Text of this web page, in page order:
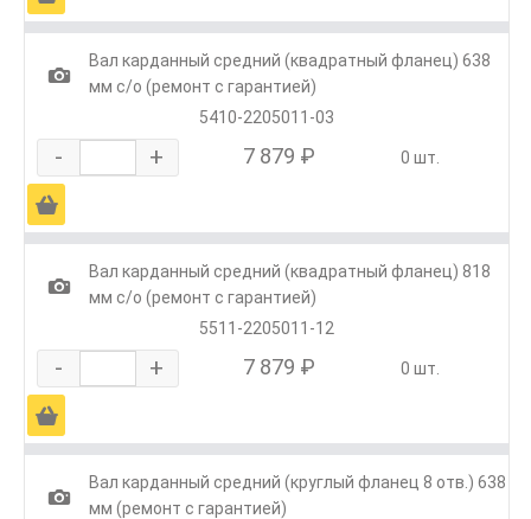
1
Вал карданный средний (квадратный фланец) 638
мм с/о (ремонт с гарантией)
5410-2205011-03
- + 7 879 ₽ 0 шт.
Ä
1
Вал карданный средний (квадратный фланец) 818
мм с/о (ремонт с гарантией)
5511-2205011-12
- + 7 879 ₽ 0 шт.
Ä
1
Вал карданный средний (круглый фланец 8 отв.) 638
мм (ремонт с гарантией)